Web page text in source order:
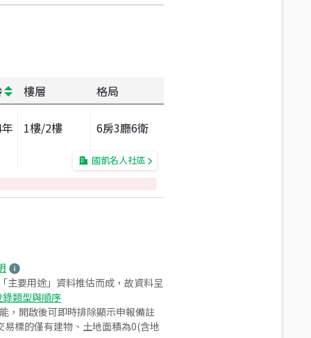
樓層 格局
年 1樓/2樓 6房3廳6衛
國凱名人社區
主要用途」資料推估而成，故資料呈
類型與順序
，開啟後可即時排除顯示申報備註
標的僅有建物、土地面積為0(含地